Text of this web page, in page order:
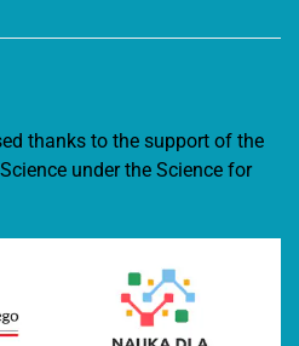
thanks to the support of the
under the Science for